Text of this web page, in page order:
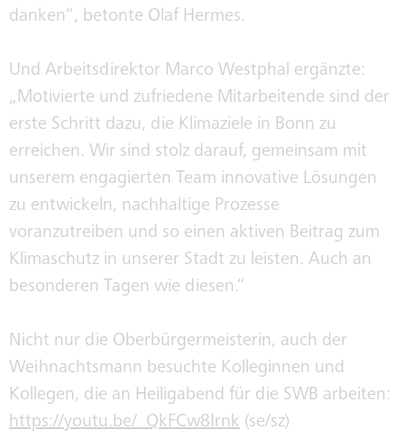
danken“, betonte Olaf Hermes.
Und Arbeitsdirektor Marco Westphal ergänzte:
„Motivierte und zufriedene Mitarbeitende sind der
erste Schritt dazu, die Klimaziele in Bonn zu
erreichen. Wir sind stolz darauf, gemeinsam mit
unserem engagierten Team innovative Lösungen
zu entwickeln, nachhaltige Prozesse
voranzutreiben und so einen aktiven Beitrag zum
Klimaschutz in unserer Stadt zu leisten. Auch an
besonderen Tagen wie diesen.“
Nicht nur die Oberbürgermeisterin, auch der
Weihnachtsmann besuchte Kolleginnen und
Kollegen, die an Heiligabend für die SWB arbeiten:
https://youtu.be/_QkFCw8Irnk (se/sz)